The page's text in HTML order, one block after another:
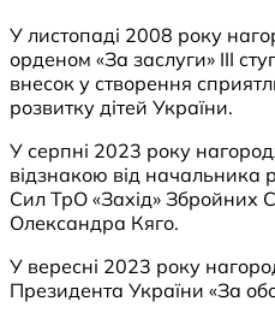
У листопаді 2008 року
орденом «За заслуги» ІІІ
внесок у створення
розвитку дітей України.
У серпні 2023 року
відзнакою від начальника
Сил ТрО «Захід» Збройних
Олександра Кяго.
У вересні 2023 року
Президента України «За